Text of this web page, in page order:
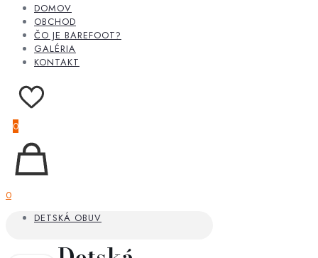
DOMOV
OBCHOD
ČO JE BAREFOOT?
GALÉRIA
KONTAKT
0
0
DETSKÁ OBUV